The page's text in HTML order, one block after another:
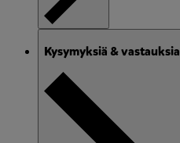
Kysymyksiä & vastauksia